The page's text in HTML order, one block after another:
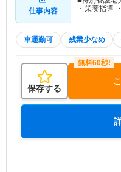
仕事内容
・栄養指導
車通勤可 残業少なめ
保存する